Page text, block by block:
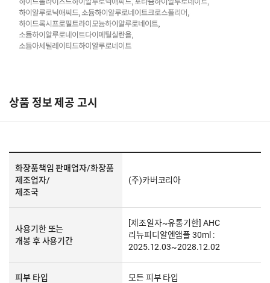
상품 정보 제공 고시
화장품책임 판매업자/화장품
제조업자/
제조국
(주)카버코리아
사용기한 또는
개봉 후 사용기간
[제조일자~유통기한] AHC
리뉴피디알엔앰플 30ml :
2025.12.03~2028.12.02
피부 타입 모든 피부 타입